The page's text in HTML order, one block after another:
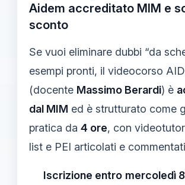
Aidem accreditato MIM e
sconto
Se vuoi eliminare dubbi “da
esempi pronti, il videocorso
(docente Massimo Berardi) è
dal MIM ed è strutturato come
pratica da 4 ore, con
list e PEI articolati e
Iscrizione entro mercoledì